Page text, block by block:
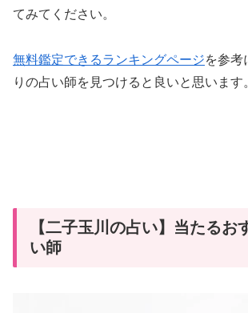
てみてください。
無料鑑定できるランキングページを参考
りの占い師を見つけると良いと思います
【二子玉川の占い】当たるお
い師